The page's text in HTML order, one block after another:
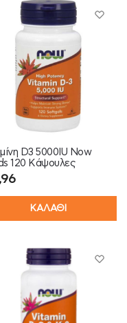
D3 5000IU Now
120 Κάψουλες
ΚΑΛΑΘΙ